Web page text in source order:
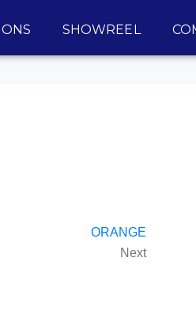
SHOWREEL
ORANGE
Next